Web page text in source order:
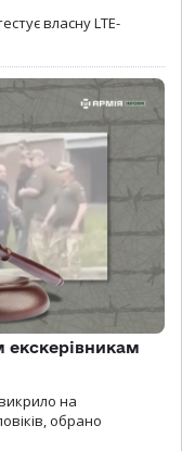
власну LTE-
екскерівникам
на
обрано